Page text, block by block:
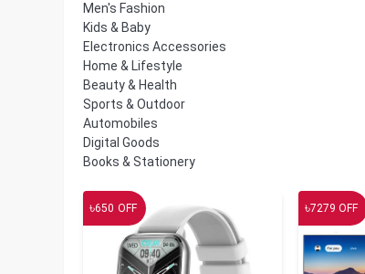
Men's Fashion
Kids & Baby
Electronics Accessories
Home & Lifestyle
Beauty & Health
Sports & Outdoor
Automobiles
Digital Goods
Books & Stationery
৳650 OFF ৳7279 OFF